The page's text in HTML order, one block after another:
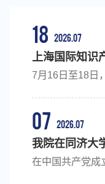
18 2026.07
上海国际知
访：聚焦AI知
7月16日至18日
议题开展交流
人工智能治理提
广播电视总台央
放共赢，为全
07 2026.07
我院在同济大
荣誉
在中国共产党成